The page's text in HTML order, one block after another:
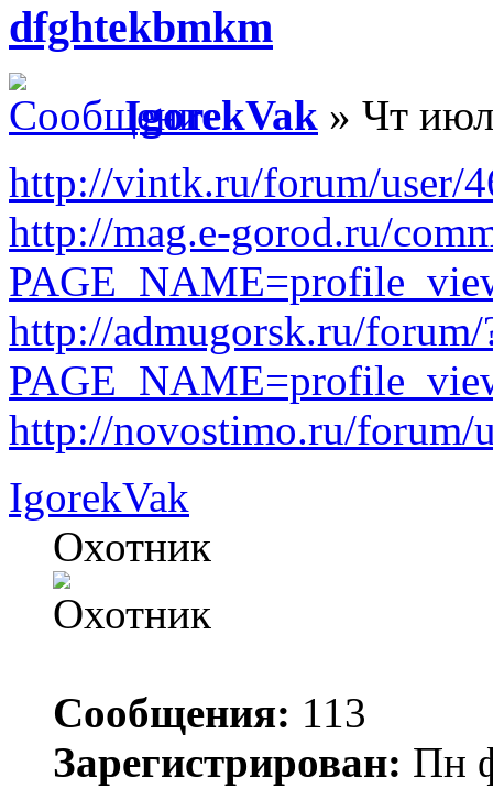
dfghtekbmkm
IgorekVak » Чт
http://vintk.ru/forum/user/
http://mag.e-gorod.ru/
http://admugorsk.ru/forum/
http://novostimo.ru/forum/
IgorekVak
Охотник
Сообщения: 113
Зарегистрирован: Пн